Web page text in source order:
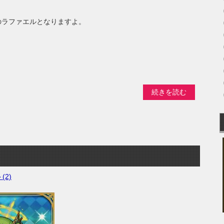
ファエルとなりますよ。
続きを読む
(2)